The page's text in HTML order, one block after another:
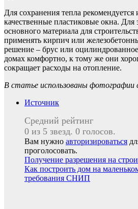
Для сохранения тепла рекомендуется
качественные пластиковые окна. Для
основного материала для
применять кирпич или
решение – брус или
домах комфортно, к тому же они
сокращает расходы на отопление.
В статье использованы фотографии
Источник
Средний рейтинг
0 из 5 звезд. 0 голосов.
Вам нужно авторизироваться
проголосовать.
Навигация
по
Получение разрешения на
Как построить дом на
требования СНИП